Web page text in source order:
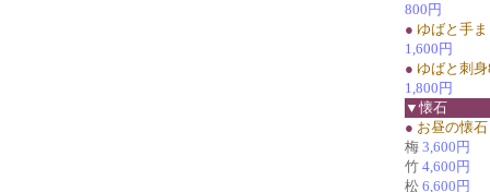
800円
● ゆばと手
1,600円
● ゆばと刺
1,800円
▼懐石
● お昼の懐石
梅 3,600円
竹 4,600円
松 6,600円